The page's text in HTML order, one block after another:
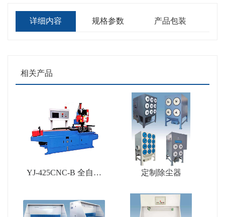
详细内容 规格参数 产品包装
相关产品
YJ-425CNC-B 全自动
定制除尘器